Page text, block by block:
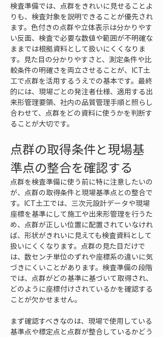
検査準備では、点群をきれいに見せることよ
りも、検査対象を説明できることが優先され
ます。色付きの点群や立体表示は分かりやす
い反面、検査で必要な数値や範囲が不明確な
ままでは根拠資料として扱いにくくなりま
す。見た目の分かりやすさと、測定条件や比
較条件の明確さを両立させることが、ICT土
工で点群を活用するうえでの基本です。最終
的には、現場ごとの発注者仕様、適用する出
来形管理要領、社内の品質管理手順と照らし
合わせて、点群をどの資料に使うかを判断す
ることが大切です。
点群の取得条件と現場基
準点の整合を確認する
点群を検査準備に使う前に特に注意したいの
が、点群の取得条件と現場基準点との整合で
す。ICT土工では、三次元設計データや現場
座標を基準にして施工や出来形管理を行うた
め、点群が正しい位置に配置されていなけれ
ば、形状がきれいに見えても検査資料として
扱いにくくなります。点群の見た目だけで
は、数センチ単位のずれや座標系の違いに気
づきにくいことがあります。検査準備の段階
では、点群がどの基準に基づいて取得され、
どのように座標付けされているかを確認する
ことが欠かせません。
まず確認すべきなのは、現場で使用している
基準点や標定点と点群が整合しているかどう